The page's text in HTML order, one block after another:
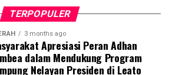
mahasiswa turut mendampingi
Jaya dalam memberikan
Gratis (CKG), meliputi
TERPOPULER
3 months ago
Apresiasi Peran Adhan
dalam Mendukung Program
Nelayan Presiden di Leato